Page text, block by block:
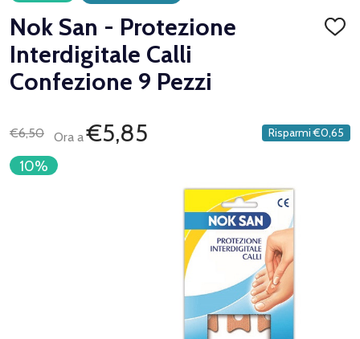
Nok San - Protezione
Interdigitale Calli
Confezione 9 Pezzi
€6,50 Ora a€5,85 Risparmi €0,65
10%